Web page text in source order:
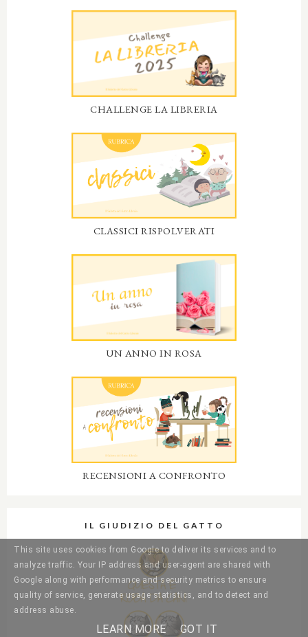
CHALLENGE LA LIBRERIA
CLASSICI RISPOLVERATI
UN ANNO IN ROSA
RECENSIONI A CONFRONTO
IL GIUDIZIO DEL GATTO
This site uses cookies from Google to deliver its services and to
analyze traffic. Your IP address and user-agent are shared with
Google along with performance and security metrics to ensure
quality of service, generate usage statistics, and to detect and
address abuse.
LEARN MORE GOT IT